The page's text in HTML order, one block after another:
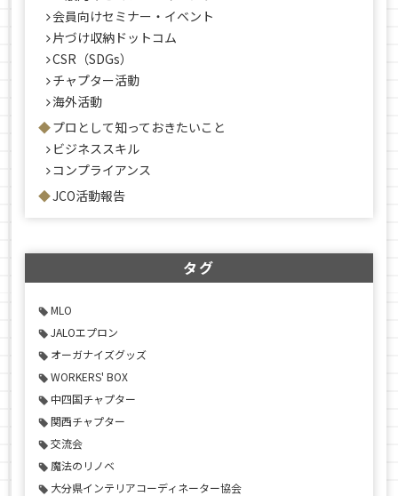
会員向けセミナー・イベント
片づけ収納ドットコム
CSR（SDGs）
チャプター活動
海外活動
プロとして知っておきたいこと
ビジネススキル
コンプライアンス
JCO活動報告
タグ
MLO
JALOエプロン
オーガナイズグッズ
WORKERS' BOX
中四国チャプター
関西チャプター
交流会
魔法のリノベ
大分県インテリアコーディネーター協会